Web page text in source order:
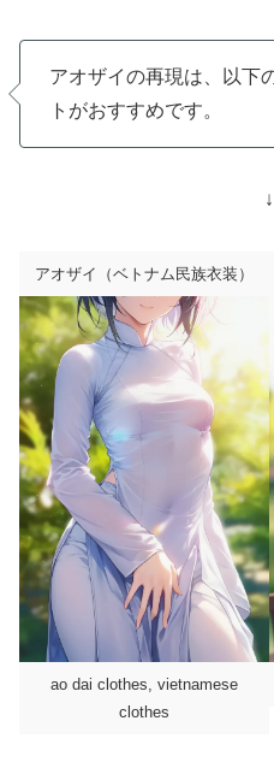
アオザイの再現は、以下
トがおすすめです。
↓
アオザイ（ベトナム民族衣装）
ao dai clothes, vietnamese
clothes